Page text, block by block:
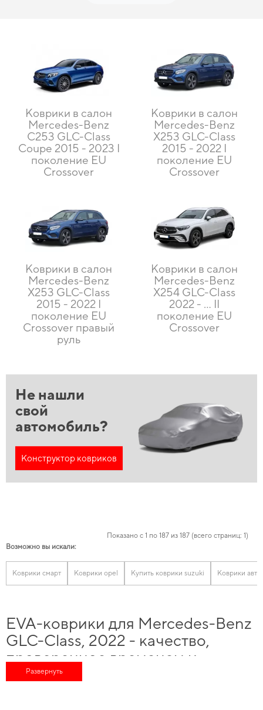
Коврики в салон
Mercedes-Benz
C253 GLC-Class
Coupe 2015 - 2023 I
поколение EU
Crossover
Коврики в салон
Mercedes-Benz
X253 GLC-Class
2015 - 2022 I
поколение EU
Crossover
Коврики в салон
Mercedes-Benz
X253 GLC-Class
2015 - 2022 I
поколение EU
Crossover правый
руль
Коврики в салон
Mercedes-Benz
X254 GLC-Class
2022 - … II
поколение EU
Crossover
Не нашли
свой
автомобиль?
Конструктор ковриков
Показано с 1 по 187 из 187 (всего страниц: 1)
Возможно вы искали:
Коврики смарт Коврики opel Купить коврики suzuki Коврики
EVA-коврики для Mercedes-Benz
GLC-Class, 2022 - качество,
проверенное временем и
специалистами
Развернуть